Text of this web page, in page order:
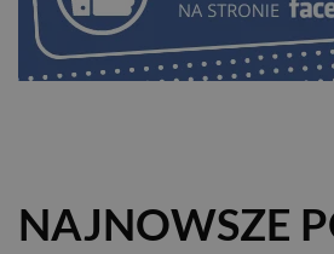
NAJNOWSZE